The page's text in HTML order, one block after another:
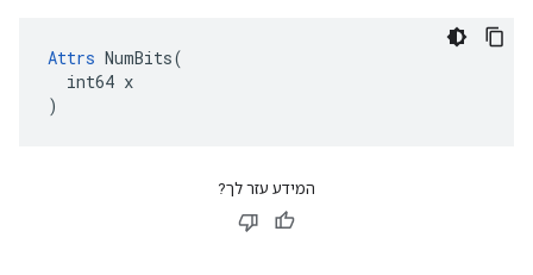
Attrs NumBits(
  int64 x
)
המידע עזר לך?